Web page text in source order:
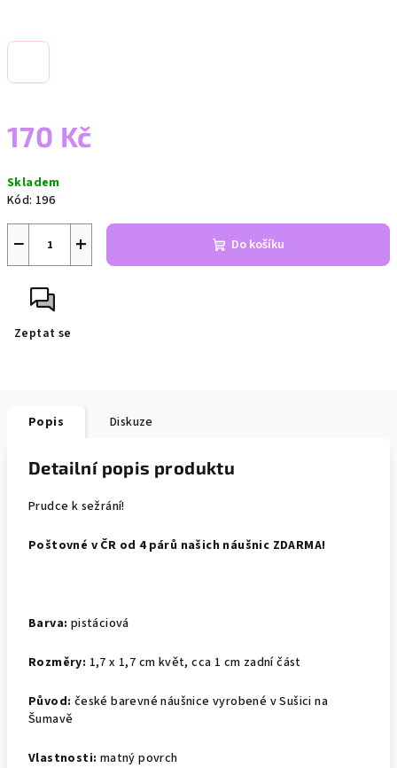
170 Kč
cena:
Skladem
Kód: 196
+
− Do košíku
Zeptat se
Popis Diskuze
Detailní popis produktu
Prudce k sežrání!
Poštovné v ČR od 4 párů našich náušnic ZDARMA!
Barva: pistáciová
Rozměry: 1,7 x 1,7 cm květ, cca 1 cm zadní část
Původ: české barevné náušnice vyrobené v Sušici na
Šumavě
Vlastnosti: matný povrch